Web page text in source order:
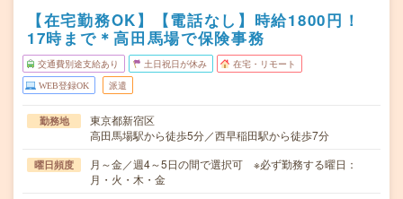
【在宅勤務OK】【電話なし】時給1800円！
17時まで＊高田馬場で保険事務
交通費別途支給あり 土日祝日が休み 在宅・リモート
WEB登録OK 派遣
勤務地
東京都新宿区
高田馬場駅から徒歩5分／西早稲田駅から徒歩7分
曜日頻度
月～金／週4～5日の間で選択可 ※必ず勤務する曜日：
月・火・木・金